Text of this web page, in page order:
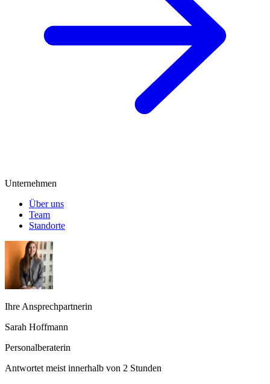
Unternehmen
Über uns
Team
Standorte
Ihre Ansprechpartnerin
Sarah Hoffmann
Personalberaterin
Antwortet meist innerhalb von 2 Stunden